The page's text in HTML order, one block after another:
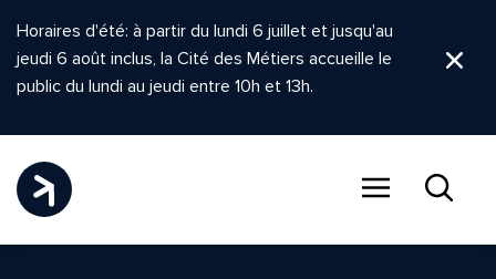
Horaires d'été: à partir du lundi 6 juillet et jusqu'au
jeudi 6 août inclus, la Cité des Métiers accueille le
public du lundi au jeudi entre 10h et 13h.